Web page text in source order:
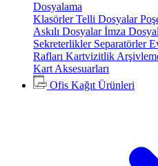
Dosyalama
KlasörlerTelli Dosyalar
Askılı Dosyalarİmza
Sekreterlikler Separatörler
Rafları Kartvizitlik
Kart Aksesuarları
Ofis Kağıt Ürünleri